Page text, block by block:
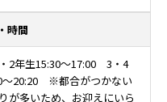
時間
2年生15:30～17:00 3・4
～20:20 ※都合がつかない
が多いため、お迎えにいら